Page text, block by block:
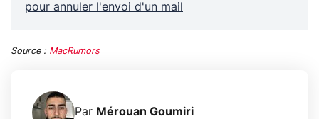
pour annuler l'envoi d'un mail
Source : MacRumors
Par Mérouan Goumiri